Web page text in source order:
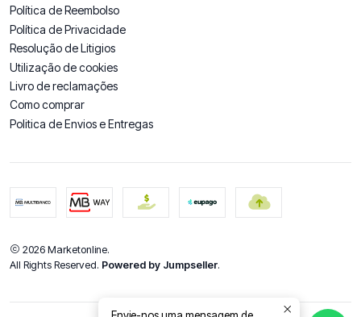
Política de Reembolso
Política de Privacidade
Resolução de Litigios
Utilização de cookies
Livro de reclamações
Como comprar
Politica de Envios e Entregas
2026 Marketonline.
All Rights Reserved. Powered by Jumpseller.